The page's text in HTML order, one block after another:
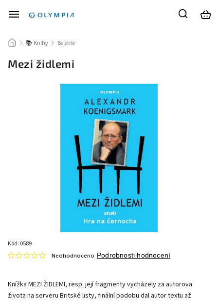
/ 📚 Knihy / Beletrie
Mezi židlemi
Kód: 0589
Neohodnoceno Podrobnosti hodnocení
Knížka MEZI ŽIDLEMI, resp. její fragmenty vycházely za autorova
života na serveru Britské listy, ﬁnální podobu dal autor textu až